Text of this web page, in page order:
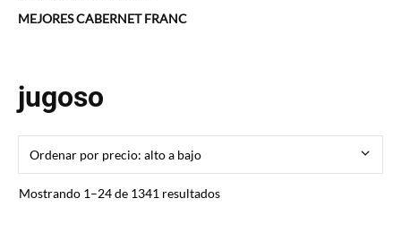
MEJORES CABERNET FRANC
jugoso
Mostrando 1–24 de 1341 resultadosOrdenado